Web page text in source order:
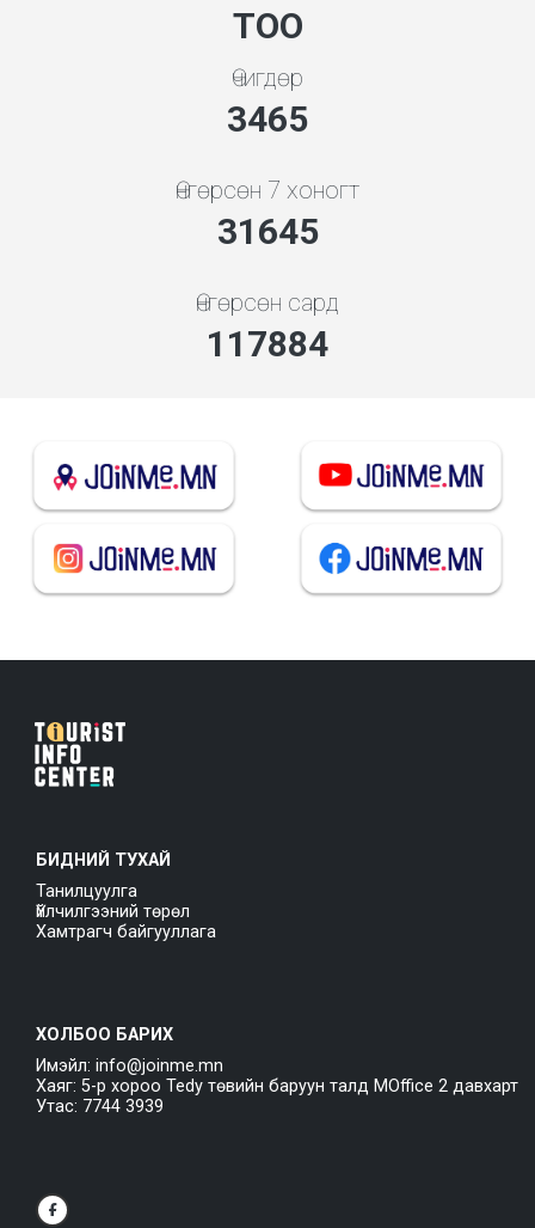
ТОО
Өчигдөр
3731
Өнгөрсөн 7 хоногт
34080
Өнгөрсөн сард
126952
БИДНИЙ ТУХАЙ
Танилцуулга
Үйлчилгээний төрөл
Хамтрагч байгууллага
ХОЛБОО БАРИХ
Имэйл: info@joinme.mn
Хаяг: 5-р хороо Tedy төвийн баруун талд MOffice 2 давхарт
Утас: 7744 3939